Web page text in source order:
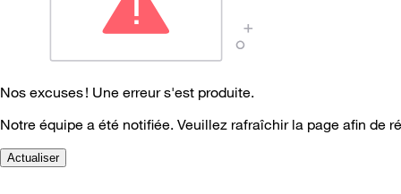
Nos excuses ! Une erreur s'est produite.
Notre équipe a été notifiée. Veuillez rafraîchir la page afin de
Actualiser